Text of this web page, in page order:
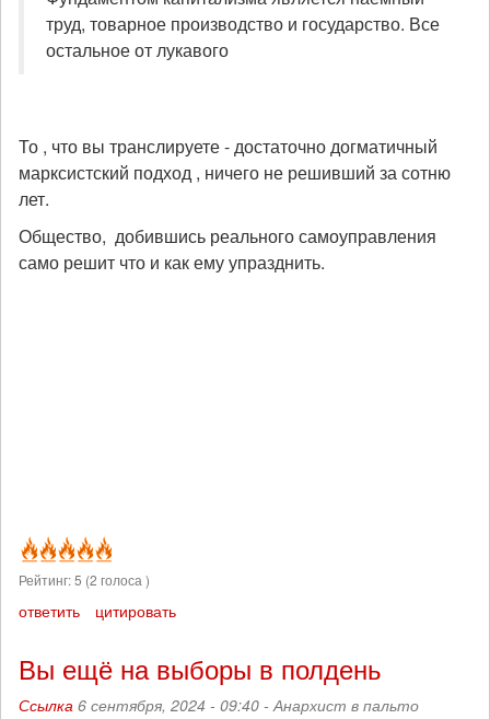
труд, товарное производство и государство. Все
остальное от лукавого
То , что вы транслируете - достаточно догматичный
марксистский подход , ничего не решивший за сотню
лет.
Общество, добившись реального самоуправления
само решит что и как ему упразднить.
Рейтинг:5 (2 голоса )
ответить цитировать
Вы ещё на выборы в полдень
Ссылка 6 сентября, 2024 - 09:40 -Анархист в пальто